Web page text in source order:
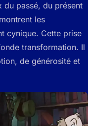
passé, du présent
les
cynique. Cette prise
transformation. Il
de générosité et